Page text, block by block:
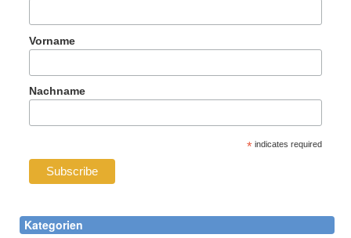
Vorname
Nachname
* indicates required
Kategorien